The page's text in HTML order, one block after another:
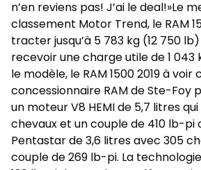
n’en reviens pas! J’ai le deal!»Le
classement Motor Trend, le RAM
tracter jusqu’à 5 783 kg (12 750
recevoir une charge utile de 1 043
le modèle, le RAM 1500 2019 à voir
concessionnaire RAM de Ste-Foy
un moteur V8 HEMI de 5,7 litres
chevaux et un couple de 410 lb-pi
Pentastar de 3,6 litres avec 305
couple de 269 lb-pi. La